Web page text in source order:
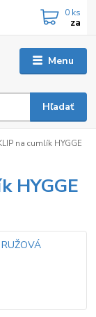
Menu
Hľadať
0 ks
za
na cumlík HYGGE
HYGGE